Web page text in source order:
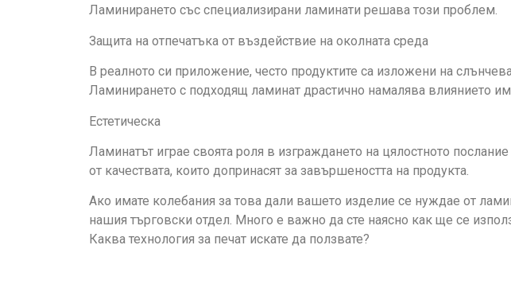
Ламинирането със специализирани ламинати решава този проблем.
Защита на отпечатъка от въздействие на околната среда
В реалното си приложение, често продуктите са изложени на
Ламинирането с подходящ ламинат драстично намалява влиянието
Естетическа
Ламинатът играе своята роля в изграждането на цялостното
от качествата, които допринасят за завършеността на продукта.
Ако имате колебания за това дали вашето изделие се нуждае от
нашия търговски отдел. Много е важно да сте наясно как ще се
Каква технология за печат искате да ползвате?